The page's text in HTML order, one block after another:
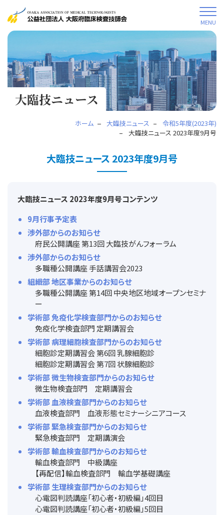
MENU
大臨技ニュース
ホーム 大臨技ニュース
令和5年度(2023年)
大臨技ニュース 2023年度9月号
大臨技ニュース 2023年度9月号
大臨技ニュース 2023年度9月号コンテンツ
9月行事予定表
渉外部からのお知らせ
府民公開講座 第13回 大臨技がんフォーラム
渉外部からのお知らせ
多職種公開講座 手話講習会2023
組織部 地区事業からのお知らせ
多職種公開講座 第14回 中央地区地域オープンセミナ
ー
学術部 免疫化学検査部門からのお知らせ
免疫化学検査部門 定期講習会
学術部 病理細胞検査部門からのお知らせ
細胞診定期講習会 第6回 乳腺細胞診
細胞診定期講習会 第7回 状腺細胞診
学術部 微生物検査部門からのお知らせ
微生物検査部門 定期講習会
学術部 血液検査部門からのお知らせ
血液検査部門 血液形態セミナーシニアコース
学術部 緊急検査部門からのお知らせ
緊急検査部門 定期講演会
学術部 輸血検査部門からのお知らせ
輸血検査部門 中級講座
【再配信】輸血検査部門 輸血学基礎講座
学術部 生理検査部門からのお知らせ
心電図判読講座「初心者・初級編」4回目
心電図判読講座「初心者・初級編」5回目